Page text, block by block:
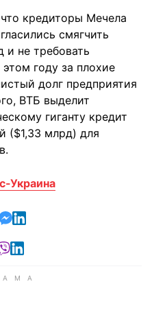
кредиторы Мечела
смягчить
и не требовать
году за плохие
долг предприятия
ВТБ выделит
гиганту кредит
($1,33 млрд) для
Украина
Telegram
в Facebook
в Xв Viber
в Whatsapp
отправить в Messenger
отправить в LinkedIn
Telegram
в Facebook
в X в Google news
Читайте в Viber
Читайте в LinkedIn